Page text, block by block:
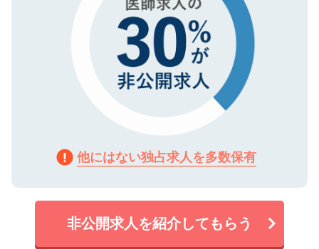
他にはない独占求人を多数保有
非公開求人を紹介してもらう